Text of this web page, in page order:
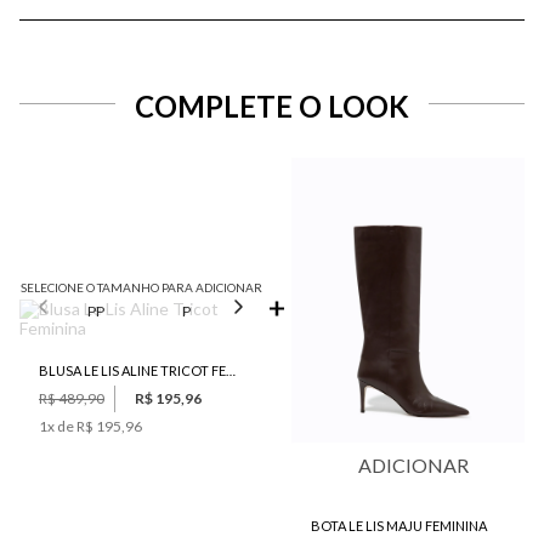
COMPLETE O LOOK
SELECIONE O TAMANHO PARA ADICIONAR
PP P M
R$ 489,90
R$ 195,96
1x de R$ 195,96
ADICIONAR
BOTA LE LIS MAJU FEMININA